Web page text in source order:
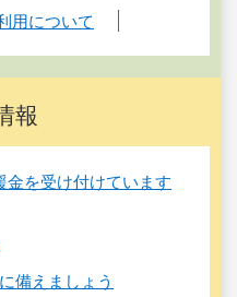
用について
報
金を受け付けています
備えましょう